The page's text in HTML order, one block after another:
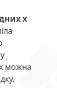
х
можна